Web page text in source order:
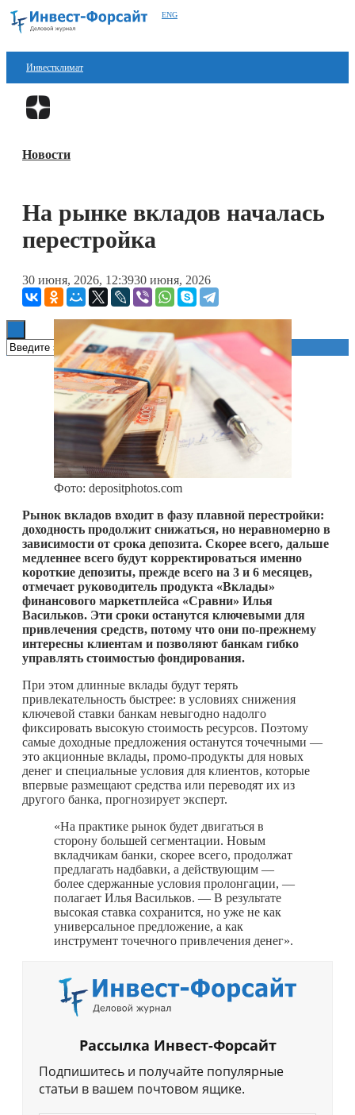
ENG
Инвестклимат
Финансы
Блокчейн
Технологии
Книги
Новости
На рынке вкладов началась
перестройка
30 июня, 2026, 12:3930 июня, 2026
Фото: depositphotos.com
Рынок вкладов входит в фазу плавной перестройки:
доходность продолжит снижаться, но неравномерно в
зависимости от срока депозита. Скорее всего, дальше
медленнее всего будут корректироваться именно
короткие депозиты, прежде всего на 3 и 6 месяцев,
отмечает руководитель продукта «Вклады»
финансового маркетплейса «Сравни» Илья
Васильков. Эти сроки останутся ключевыми для
привлечения средств, потому что они по-прежнему
интересны клиентам и позволяют банкам гибко
управлять стоимостью фондирования.
При этом длинные вклады будут терять
привлекательность быстрее: в условиях снижения
ключевой ставки банкам невыгодно надолго
фиксировать высокую стоимость ресурсов. Поэтому
самые доходные предложения останутся точечными —
это акционные вклады, промо-продукты для новых
денег и специальные условия для клиентов, которые
впервые размещают средства или переводят их из
другого банка, прогнозирует эксперт.
«На практике рынок будет двигаться в
сторону большей сегментации. Новым
вкладчикам банки, скорее всего, продолжат
предлагать надбавки, а действующим —
более сдержанные условия пролонгации, —
полагает Илья Васильков. — В результате
высокая ставка сохранится, но уже не как
универсальное предложение, а как
инструмент точечного привлечения денег».
Рассылка Инвест-Форсайт
Подпишитесь и получайте популярные
статьи в вашем почтовом ящике.